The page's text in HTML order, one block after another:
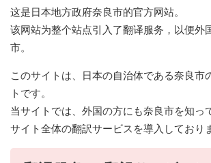
这是日本地方政府奈良市的官方网站。
该网站为整个站点引入了翻译服务，以便外
市。
このサイトは、日本の自治体である奈良市
トです。
当サイトでは、外国の方にも奈良市を知っ
サイト全体の翻訳サービスを導入しており